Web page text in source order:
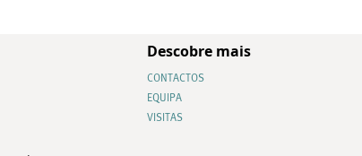
Descobre mais
CONTACTOS
EQUIPA
VISITAS